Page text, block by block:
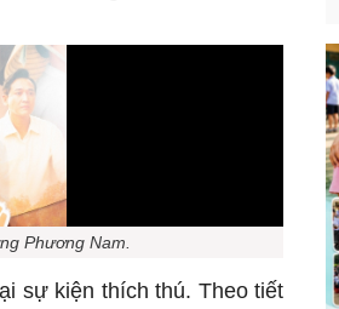
Phương Nam.
sự kiện thích thú. Theo tiết